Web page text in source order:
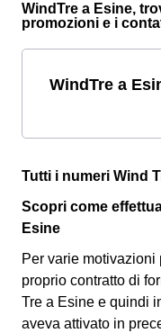
WindTre a Esine,
promozioni e i
WindTre a
Tutti i numeri Wind
Scopri come
Esine
Per varie
proprio contratto di
Tre a Esine e quindi
aveva attivato in